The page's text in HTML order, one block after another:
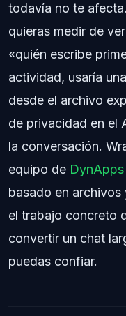
todavía no te
quieras medir de
«quién escribe
actividad, usaría
desde el archivo
de privacidad en el
la conversación.
equipo de DynApps
basado en
el trabajo concreto
convertir un chat
puedas confiar.